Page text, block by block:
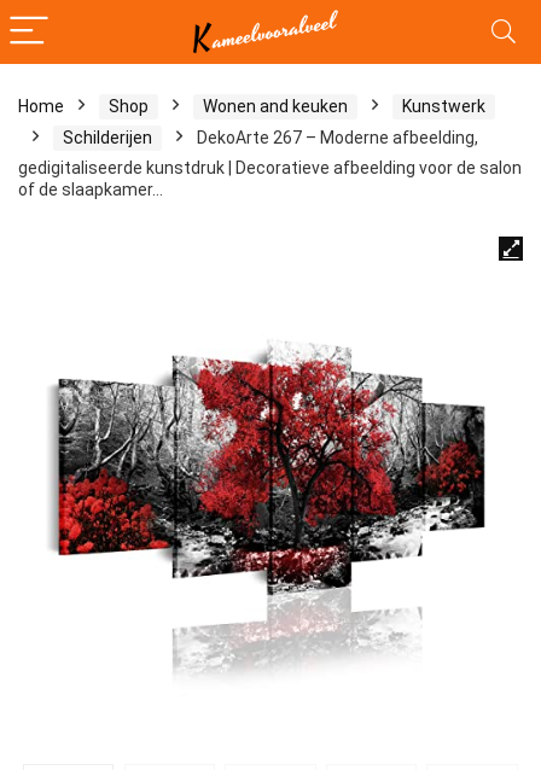
Home Shop Wonen and keuken
Kunstwerk
Schilderijen
DekoArte 267 – Moderne afbeelding,
gedigitaliseerde kunstdruk | Decoratieve afbeelding voor de salon
of de slaapkamer…